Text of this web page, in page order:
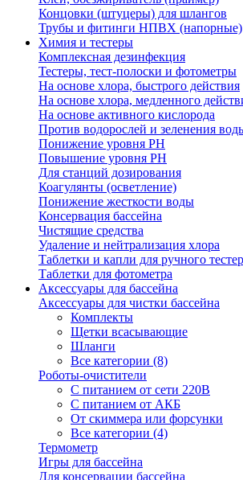
Концовки (штуцеры) для шлангов
Трубы и фитинги НПВХ (напорные)
Химия и тестеры
Комплексная дезинфекция
Тестеры, тест-полоски и фотометры
На основе хлора, быстрого действия
На основе хлора, медленного
На основе активного кислорода
Против водорослей и зеленения
Понижение уровня РН
Повышение уровня РН
Для станций дозирования
Коагулянты (осветление)
Понижение жесткости воды
Консервация бассейна
Чистящие средства
Удаление и нейтрализация хлора
Таблетки и капли для ручного
Таблетки для фотометра
Аксессуары для бассейна
Аксессуары для чистки бассейна
Комплекты
Щетки всасывающие
Шланги
Все категории (8)
Роботы-очистители
С питанием от сети 220В
С питанием от АКБ
От скиммера или форсунки
Все категории (4)
Термометр
Игры для бассейна
Для консервации бассейна